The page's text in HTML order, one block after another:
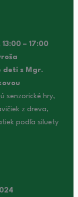
13:00 – 17:00
deti s Mgr.
senzorické hry,
z dreva,
podľa siluety